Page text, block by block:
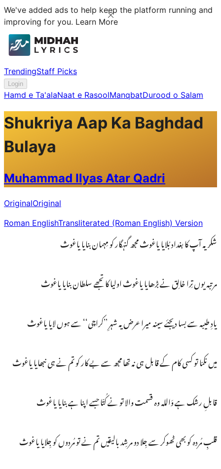
We've added ads to help keep the platform running and
improving for you. Learn More
TrendingStaff Picks
Login
Hamd e Ta'alaNaat e RasoolManqbatDurood o Salam
Shukriya Aap Ka Baghdad
Bulaya
Muhammad Ilyas Atar Qadri
OriginalOriginal
Roman EnglishTransliterated (Roman English) Version
شکریہ آپ کا بغداد بُلایا یاغوث مجھ گنہگار کو مِہمان بنایا یاغوث
مرتبہ یوں تِرا خالِق نے بڑھایا یاغوث اولیا کا تجھے سلطان بنایا یاغوث
یادِ طیبہ سے بسا دیجئے سینہ میرا عرض یہ شہرِ ’’کراچی‘‘ سے ہوں لایا یاغوث
میں نکمّا تو کسی کام کے قابل ہی نہ تھا مجھ سے بے کار کو تم نے ہی نبھایا یاغوث
قابلِ رشک ہے وَاللہ وہ قسمت والا تو نے کُتّا جسے اپنا ہے بنایا یاغوث
قلبِ مُردہ کو بھی ٹھوکر سے جِلا دو مرشِد بالیقیں تم نے تو مُردوں کو جِلایا یاغوث